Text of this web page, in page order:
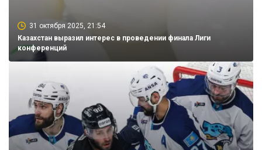
31 октября 2025, 21:54
Казахстан выразил интерес в проведении финала Лиги
конференций